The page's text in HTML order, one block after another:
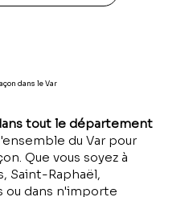
dans le Var
tout le département
du Var pour
Que vous soyez à
Saint-Raphaël,
ou dans n'importe